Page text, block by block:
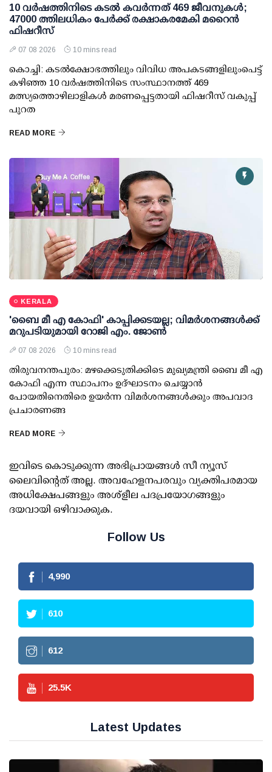
10 വര്‍ഷത്തിനിടെ കടല്‍ കവര്‍ന്നത് 469 ജീവനുകള്‍;
47000 ത്തിലധികം പേര്‍ക്ക് രക്ഷാകരമേകി മറൈന്‍
ഫിഷറീസ്
07 08 2026 10 mins read
കൊച്ചി: കടല്‍ക്ഷോഭത്തിലും വിവിധ അപകടങ്ങളിലുംപെട്ട്
കഴിഞ്ഞ 10 വര്‍ഷത്തിനിടെ സംസ്ഥാനത്ത് 469
മത്സ്യത്തൊഴിലാളികള്‍ മരണപ്പെട്ടതായി ഫിഷറീസ് വകുപ്പ്
പുറത
READ MORE
KERALA
'ബൈ മീ എ കോഫി' കാപ്പിക്കടയല്ല; വിമര്‍ശനങ്ങള്‍ക്ക്
മറുപടിയുമായി റോജി എം. ജോണ്‍
07 08 2026 10 mins read
തിരുവനന്തപുരം: മഴക്കെടുതിക്കിടെ മുഖ്യമന്ത്രി ബൈ മീ എ
കോഫി എന്ന സ്ഥാപനം ഉദ്ഘാടനം ചെയ്യാന്‍
പോയതിനെതിരെ ഉയര്‍ന്ന വിമര്‍ശനങ്ങള്‍ക്കും അപവാദ
പ്രചാരണങ്ങ
READ MORE
ഇവിടെ കൊടുക്കുന്ന അഭിപ്രായങ്ങള്‍ സീ ന്യൂസ്
ലൈവിന്റെത് അല്ല. അവഹേളനപരവും വ്യക്തിപരമായ
അധിക്ഷേപങ്ങളും അശ്‌ളീല പദപ്രയോഗങ്ങളും
ദയവായി ഒഴിവാക്കുക.
Follow Us
4,990
610
612
25.5K
Latest Updates